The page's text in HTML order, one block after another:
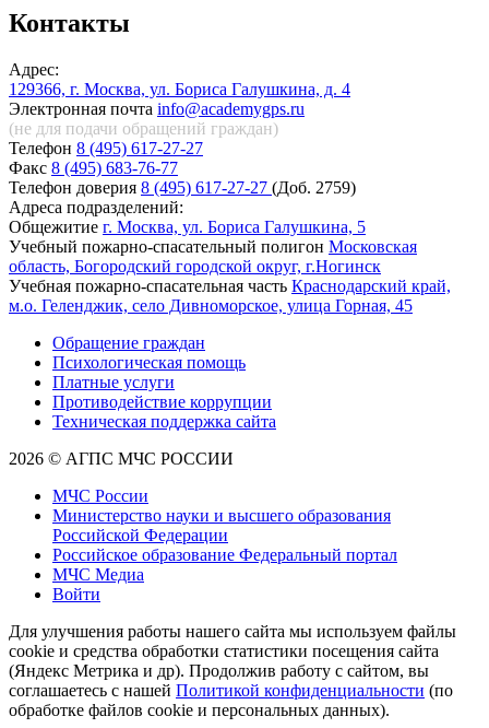
Контакты
Адрес:
129366, г. Москва, ул. Бориса Галушкина, д. 4
Электронная почта info@academygps.ru
(не для подачи обращений граждан)
Телефон 8 (495) 617-27-27
Факс 8 (495) 683-76-77
Телефон доверия 8 (495) 617-27-27 (Доб. 2759)
Адреса подразделений:
Общежитие г. Москва, ул. Бориса Галушкина, 5
Учебный пожарно-спасательный полигон Московская
область, Богородский городской округ, г.Ногинск
Учебная пожарно-спасательная часть Краснодарский край,
м.о. Геленджик, село Дивноморское, улица Горная, 45
Обращение граждан
Психологическая помощь
Платные услуги
Противодействие коррупции
Техническая поддержка сайта
2026 © АГПС МЧС РОССИИ
МЧС России
Министерство науки и высшего образования
Российской Федерации
Российское образование Федеральный портал
МЧС Медиа
Войти
Для улучшения работы нашего сайта мы используем файлы
cookie и средства обработки статистики посещения сайта
(Яндекс Метрика и др). Продолжив работу с сайтом, вы
соглашаетесь с нашей Политикой конфиденциальности (по
обработке файлов cookie и персональных данных).